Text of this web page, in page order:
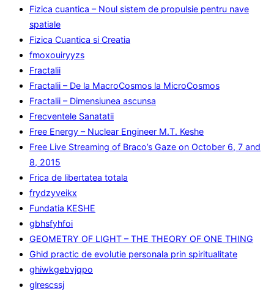
Fizica cuantica – Noul sistem de propulsie pentru nave
spatiale
Fizica Cuantica si Creatia
fmoxouiryyzs
Fractalii
Fractalii – De la MacroCosmos la MicroCosmos
Fractalii – Dimensiunea ascunsa
Frecventele Sanatatii
Free Energy – Nuclear Engineer M.T. Keshe
Free Live Streaming of Braco’s Gaze on October 6, 7 and
8, 2015
Frica de libertatea totala
frydzyveikx
Fundatia KESHE
gbhsfyhfoi
GEOMETRY OF LIGHT – THE THEORY OF ONE THING
Ghid practic de evolutie personala prin spiritualitate
ghiwkgebvjqpo
glrescssj